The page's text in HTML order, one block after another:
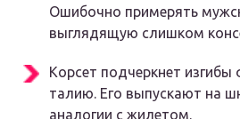
Ошибочно примерять
выглядящую слишком
Корсет подчеркнет
талию. Его выпускают на
аналогии с жилетом.